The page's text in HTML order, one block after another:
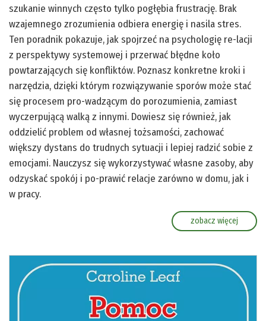
szukanie winnych często tylko pogłębia frustrację. Brak
wzajemnego zrozumienia odbiera energię i nasila stres.
Ten poradnik pokazuje, jak spojrzeć na psychologię re-lacji
z perspektywy systemowej i przerwać błędne koło
powtarzających się konfliktów. Poznasz konkretne kroki i
narzędzia, dzięki którym rozwiązywanie sporów może stać
się procesem pro-wadzącym do porozumienia, zamiast
wyczerpującą walką z innymi. Dowiesz się również, jak
oddzielić problem od własnej tożsamości, zachować
większy dystans do trudnych sytuacji i lepiej radzić sobie z
emocjami. Nauczysz się wykorzystywać własne zasoby, aby
odzyskać spokój i po-prawić relacje zarówno w domu, jak i
w pracy.
zobacz więcej